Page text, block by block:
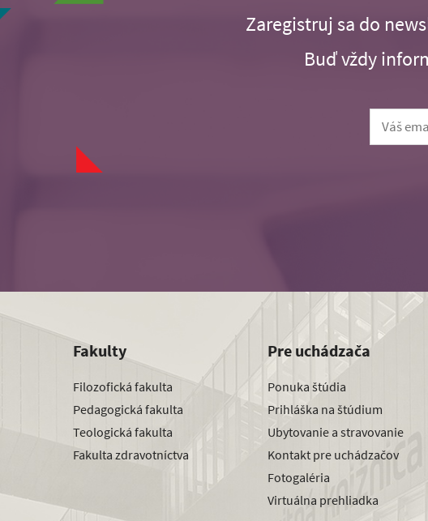
Zaregistruj sa do
Buď vždy
Fakulty
Filozofická fakulta
Pedagogická fakulta
Teologická fakulta
Fakulta zdravotníctva
Pre uchádzača
Ponuka štúdia
Prihláška na štúdium
Ubytovanie a stravovanie
Kontakt pre uchádzačov
Fotogaléria
Virtuálna prehliadka